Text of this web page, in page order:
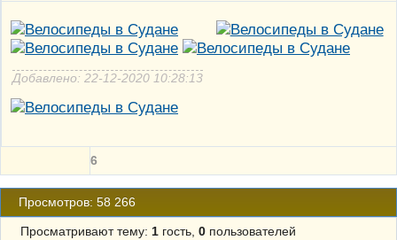
Добавлено: 22-12-2020 10:28:13
6
Просмотров: 58 266
Просматривают тему: 1гость, 0пользователей